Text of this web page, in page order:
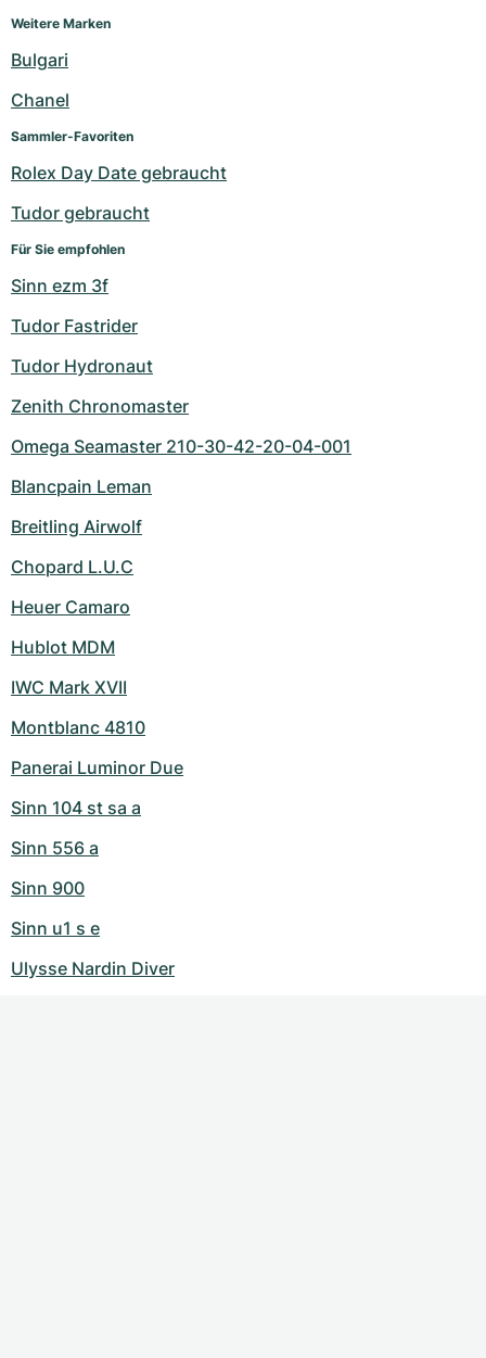
Weitere Marken
Bulgari
Chanel
Sammler-Favoriten
Rolex Day Date gebraucht
Tudor gebraucht
Für Sie empfohlen
Sinn ezm 3f
Tudor Fastrider
Tudor Hydronaut
Zenith Chronomaster
Omega Seamaster 210-30-42-20-04-001
Blancpain Leman
Breitling Airwolf
Chopard L.U.C
Heuer Camaro
Hublot MDM
IWC Mark XVII
Montblanc 4810
Panerai Luminor Due
Sinn 104 st sa a
Sinn 556 a
Sinn 900
Sinn u1 s e
Ulysse Nardin Diver